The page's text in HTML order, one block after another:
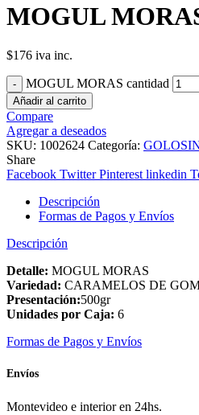
MOGUL
$176 iva inc.
MOGUL MORAS cantidad
Añadir al carrito
Compare
Agregar a deseados
SKU: 1002624 Categoría:
Share
Facebook Twitter Pinterest linkedin
Descripción
Formas de Pagos y Envíos
Descripción
Detalle: MOGUL MORAS
Variedad: CARAMELOS DE
Presentación:500gr
Unidades por Caja: 6
Formas de Pagos y Envíos
Envíos
Montevideo e interior en 24hs.